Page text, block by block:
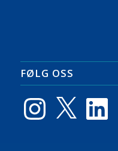
FØLG OSS
Instagram LinkedIn